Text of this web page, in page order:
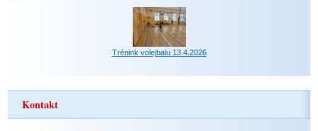
Trénink volejbalu 13.4.2026
Kontakt